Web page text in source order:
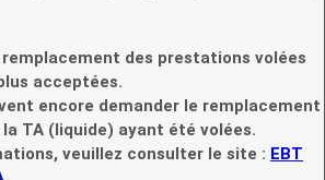
remplacement des prestations volées
acceptées.
encore demander le remplacement
TA (liquide) ayant été volées.
veuillez consulter le site : EBT